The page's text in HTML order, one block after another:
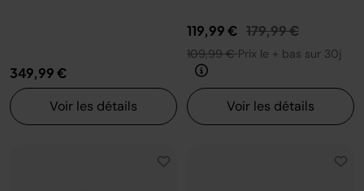
349,99 €
Voir les détails
119,99 € Prix réduit de
179,99 €au
109,99 €Prix le + bas sur 30j
Voir les détails